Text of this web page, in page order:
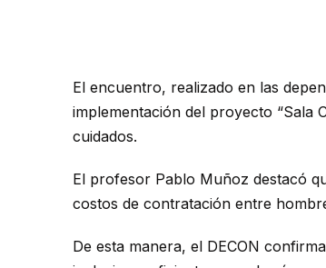
El encuentro, realizado en las
implementación del proyecto “Sala
cuidados.
El profesor Pablo Muñoz destacó
costos de contratación entre
De esta manera, el DECON